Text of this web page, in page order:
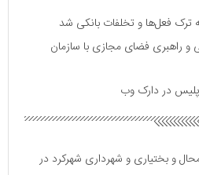
ترک فعل‌ها و تخلفات بانکی شد
راهبری فضای مجازی با سازمان
و بختیاری و شهرداری شهرکرد در